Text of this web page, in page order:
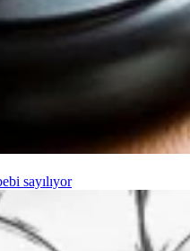
sayılıyor